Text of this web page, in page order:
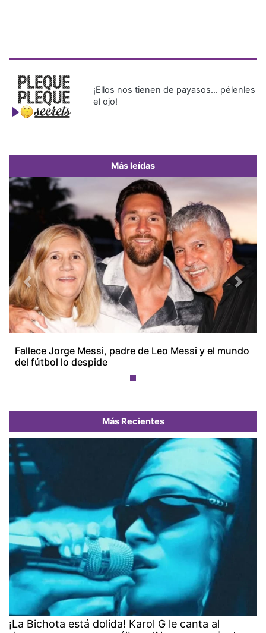
¡Ellos nos tienen de payasos… pélenles
el ojo!
Más leídas
Fallece Jorge Messi, padre de Leo Messi y el mundo
del fútbol lo despide
Previous Next
Más Recientes
¡La Bichota está dolida! Karol G le canta al